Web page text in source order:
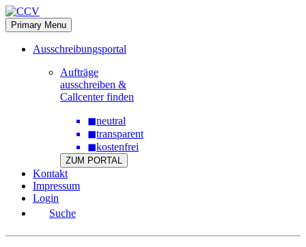
Skip
to
content
Primary Menu
Ausschreibungsportal
Aufträge
ausschreiben &
Callcenter finden
◼neutral
◼transparent
◼kostenfrei
ZUM PORTAL
Kontakt
Impressum
Login
Suche